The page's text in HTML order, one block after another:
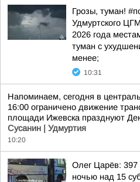
Грозы, туман!
Удмуртского
2026 года
туман с
менее;
10:31
Напоминаем, сегодня в
16:00 ограничено движение
площади Ижевска празднуют
Сусанин | Удмуртия
10:20
Олег Царёв:
ночью над 15